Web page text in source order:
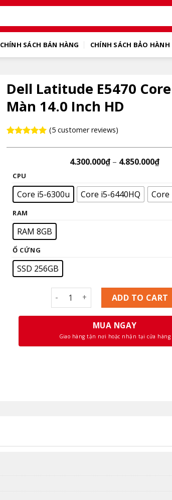
CHÍNH SÁCH BÁN HÀNG CHÍNH SÁCH BẢO HÀNH
Dell Latitude E5470 Core
Màn 14.0 Inch HD
out of 5
ratings
(5customer reviews)
4.300.000₫ – 4.850.000₫
CPU
Core i5-6300u Core i5-6440HQ Core
RAM
RAM 8GB
Ổ CỨNG
SSD 256GB
Dell Latitude E5470 Core i5
ADD TO CART
MUA NGAY
Giao hàng tận nơi hoặc nhận tại cửa hàng